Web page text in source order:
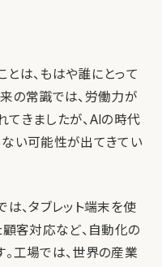
は、もはや誰にとって
の常識では、労働力が
きましたが、AIの時代
ない可能性が出てきてい
は、タブレット端末を使
客対応など、自動化の
工場では、世界の産業